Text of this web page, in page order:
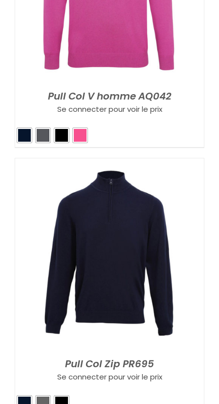
Pull Col V homme AQ042
Se connecter pour voir le prix
Pull Col Zip PR695
Se connecter pour voir le prix